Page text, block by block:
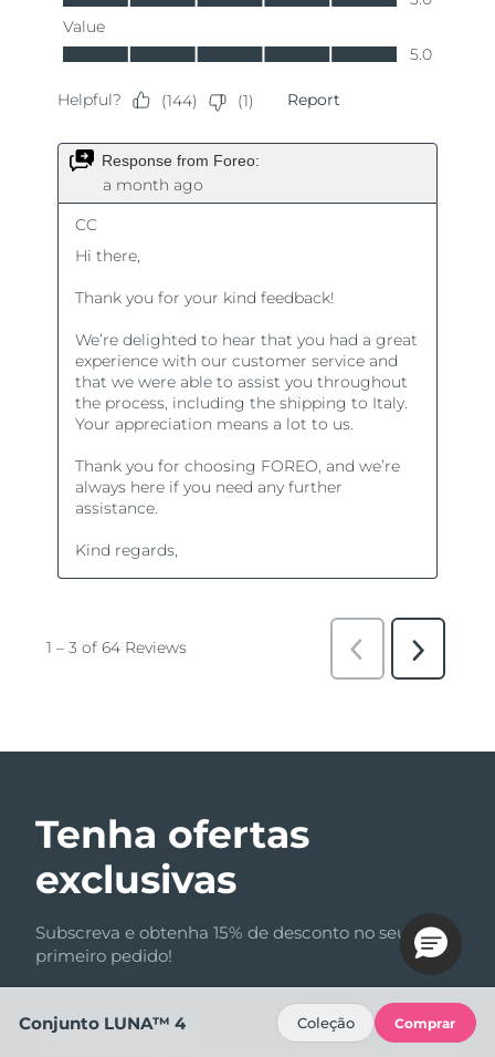
Tenha ofertas
exclusivas
Subscreva e obtenha 15% de desconto no seu
primeiro pedido!
Endereço de e-mail
Conjunto LUNA™ 4 Coleção Comprar